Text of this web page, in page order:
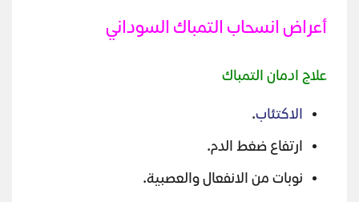
أعراض انسحاب التمباك السوداني
علاج ادمان التمباك
الاكتئاب.
ارتفاع ضغط الدم.
نوبات من الانفعال والعصبية.